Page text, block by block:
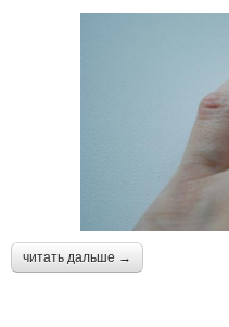
читать дальше →